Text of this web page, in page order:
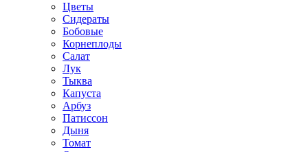
Цветы
Сидераты
Бобовые
Корнеплоды
Салат
Лук
Тыква
Капуста
Арбуз
Патиссон
Дыня
Томат